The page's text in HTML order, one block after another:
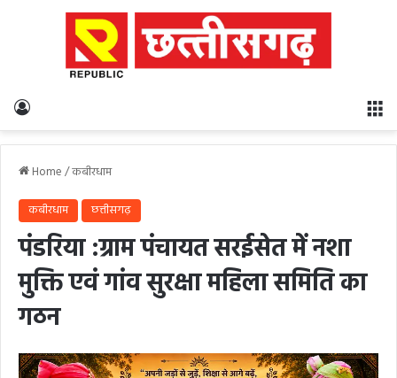
Home/कबीरधाम
कबीरधाम छत्तीसगढ़
पंडरिया :ग्राम पंचायत सरईसेत में नशा
मुक्ति एवं गांव सुरक्षा महिला समिति का
गठन